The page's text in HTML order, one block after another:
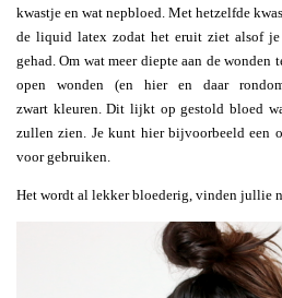
kwastje en wat nepbloed. Met hetzelfde
de liquid latex zodat het eruit ziet alsof je
gehad. Om wat meer diepte aan de wonden
open wonden (en hier en daar
zwart kleuren. Dit lijkt op gestold bloed
zullen zien. Je kunt hier bijvoorbeeld een
voor gebruiken.
Het wordt al lekker bloederig, vinden jullie